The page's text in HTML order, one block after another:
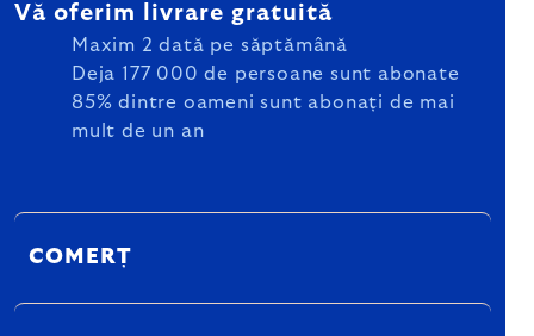
Vă oferim livrare gratuită
Maxim 2 dată pe săptămână
Deja 177 000 de persoane sunt abonate
85% dintre oameni sunt abonați de mai
mult de un an
COMERȚ